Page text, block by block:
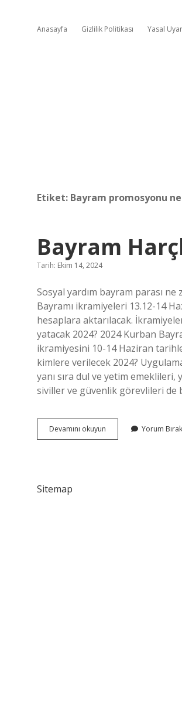
Anasayfa Gizlilik Politikası Yasal
Etiket: Bayram promosyonu
Bayram
Tarih: Ekim 14, 2024
Sosyal yardım bayram parası ne
Bayramı ikramiyeleri 13.12-14
hesaplara aktarılacak.
yatacak 2024? 2024 Kurban
ikramiyesini 10-14 Haziran
kimlere verilecek 2024?
yanı sıra dul ve yetim emeklileri,
siviller ve güvenlik görevlileri de
Devamını okuyun
Harçlığı
Yorum Bırak
Sitemap